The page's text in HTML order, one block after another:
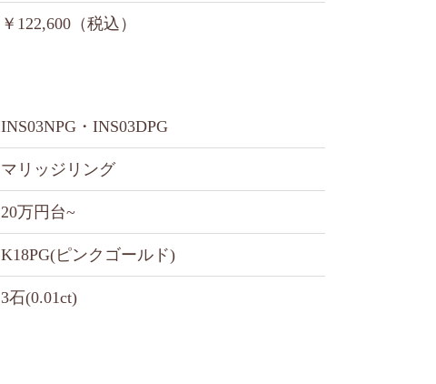
￥122,600（税込）
INS03NPG・INS03DPG
マリッジリング
20万円台~
K18PG(ピンクゴールド)
3石(0.01ct)